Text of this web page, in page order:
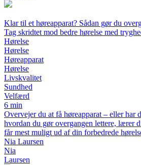
Klar til et høreapparat? Sådan gør du
Tag skridtet mod bedre hørelse med
Hørelse
Hørelse
Høreapparat
Hørelse
Livskvalitet
Sundhed
Velfærd
6 min
Overvejer du at få høreapparat – eller har
hvordan du gør overgangen lettere, lærer
får mest muligt ud af din forbedrede
Nia Laursen
Nia
Laursen